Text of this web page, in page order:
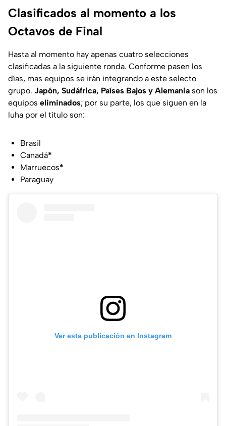
Clasificados al momento a los
Octavos de Final
Hasta al momento hay apenas cuatro selecciones
clasificadas a la siguiente ronda. Conforme pasen los
días, mas equipos se irán integrando a este selecto
grupo. Japón, Sudáfrica, Países Bajos y Alemania son los
equipos eliminados; por su parte, los que siguen en la
luha por el título son:
Brasil
Canadá*
Marruecos*
Paraguay
Ver esta publicación en Instagram